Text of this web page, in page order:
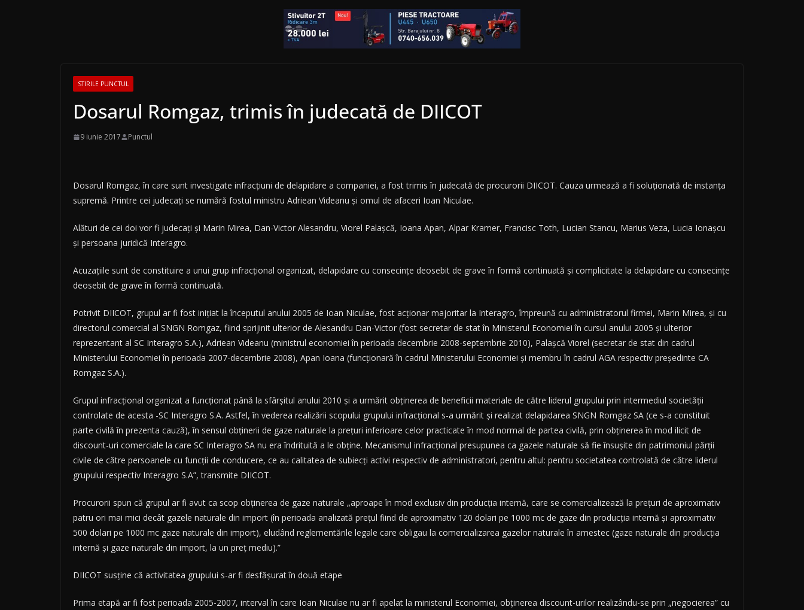
STIRILE PUNCTUL
Dosarul Romgaz, trimis în judecată de DIICOT
9 iunie 2017 Punctul
Dosarul Romgaz, în care sunt investigate infracţiuni de delapidare a companiei, a fost trimis în judecată de procurorii DIICOT. Cauza urmează a fi soluţionată de instanţa
supremă. Printre cei judecaţi se numără fostul ministru Adriean Videanu şi omul de afaceri Ioan Niculae.
Alături de cei doi vor fi judecaţi şi Marin Mirea, Dan-Victor Alesandru, Viorel Palaşcă, Ioana Apan, Alpar Kramer, Francisc Toth, Lucian Stancu, Marius Veza, Lucia Ionaşcu
şi persoana juridică Interagro.
Acuzaţiile sunt de constituire a unui grup infracţional organizat, delapidare cu consecinţe deosebit de grave în formă continuată şi complicitate la delapidare cu consecinţe
deosebit de grave în formă continuată.
Potrivit DIICOT, grupul ar fi fost iniţiat la începutul anului 2005 de Ioan Niculae, fost acţionar majoritar la Interagro, împreună cu administratorul firmei, Marin Mirea, şi cu
directorul comercial al SNGN Romgaz, fiind sprijinit ulterior de Alesandru Dan-Victor (fost secretar de stat în Ministerul Economiei în cursul anului 2005 şi ulterior
reprezentant al SC Interagro S.A.), Adriean Videanu (ministrul economiei în perioada decembrie 2008-septembrie 2010), Palaşcă Viorel (secretar de stat din cadrul
Ministerului Economiei în perioada 2007-decembrie 2008), Apan Ioana (funcţionară în cadrul Ministerului Economiei şi membru în cadrul AGA respectiv preşedinte CA
Romgaz S.A.).
Grupul infracţional organizat a funcţionat până la sfârşitul anului 2010 şi a urmărit obţinerea de beneficii materiale de către liderul grupului prin intermediul societăţii
controlate de acesta -SC Interagro S.A. Astfel, în vederea realizării scopului grupului infracţional s-a urmărit şi realizat delapidarea SNGN Romgaz SA (ce s-a constituit
parte civilă în prezenta cauză), în sensul obţinerii de gaze naturale la preţuri inferioare celor practicate în mod normal de partea civilă, prin obţinerea în mod ilicit de
discount-uri comerciale la care SC Interagro SA nu era îndrituită a le obţine. Mecanismul infracţional presupunea ca gazele naturale să fie însuşite din patrimoniul părţii
civile de către persoanele cu funcţii de conducere, ce au calitatea de subiecţi activi respectiv de administratori, pentru altul: pentru societatea controlată de către liderul
grupului respectiv Interagro S.A”, transmite DIICOT.
Procurorii spun că grupul ar fi avut ca scop obţinerea de gaze naturale „aproape în mod exclusiv din producţia internă, care se comercializează la preţuri de aproximativ
patru ori mai mici decât gazele naturale din import (în perioada analizată preţul fiind de aproximativ 120 dolari pe 1000 mc de gaze din producţia internă şi aproximativ
500 dolari pe 1000 mc gaze naturale din import), eludând reglementările legale care obligau la comercializarea gazelor naturale în amestec (gaze naturale din producţia
internă şi gaze naturale din import, la un preţ mediu).”
DIICOT susţine că activitatea grupului s-ar fi desfăşurat în două etape
Prima etapă ar fi fost perioada 2005-2007, interval în care Ioan Niculae nu ar fi apelat la ministerul Economiei, obţinerea discount-urilor realizându-se prin „negocierea” cu